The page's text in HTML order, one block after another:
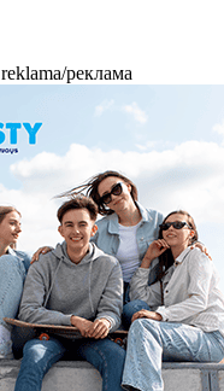
reklama/реклама